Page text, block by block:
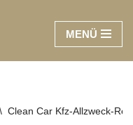
MENÜ
\ Clean Car Kfz-Allzweck-